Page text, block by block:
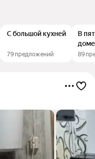
С большой кухней
79 предложений
В
доме
89